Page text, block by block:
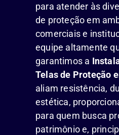
para atender às
de proteção em
comerciais e
equipe altamente
garantimos a
Telas de Proteção
aliam resistência,
estética,
para quem busca
patrimônio e,